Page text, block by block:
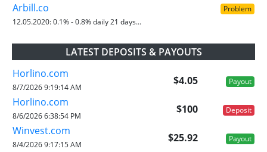
Arbill.co
Problem
12.05.2020:0.1% - 0.8% daily 21 days...
LATEST DEPOSITS & PAYOUTS
Horlino.com
$4.05 Payout
8/7/2026 9:19:14 AM
Horlino.com
$100 Deposit
8/6/2026 6:38:54 PM
Winvest.com
$25.92 Payout
8/4/2026 9:17:15 AM